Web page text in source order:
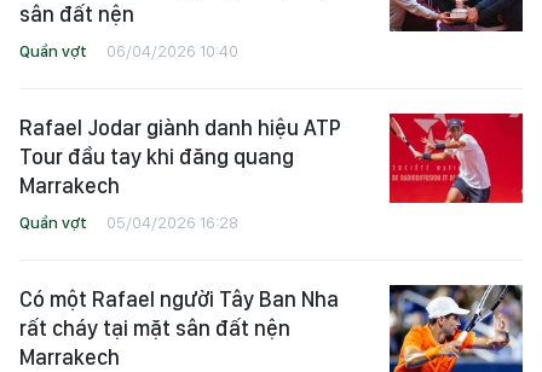
sân đất nện
Quần vợt 06/04/2026 10:40
Rafael Jodar giành danh hiệu ATP
Tour đầu tay khi đăng quang
Marrakech
Quần vợt 05/04/2026 16:28
Có một Rafael người Tây Ban Nha
rất cháy tại mặt sân đất nện
Marrakech